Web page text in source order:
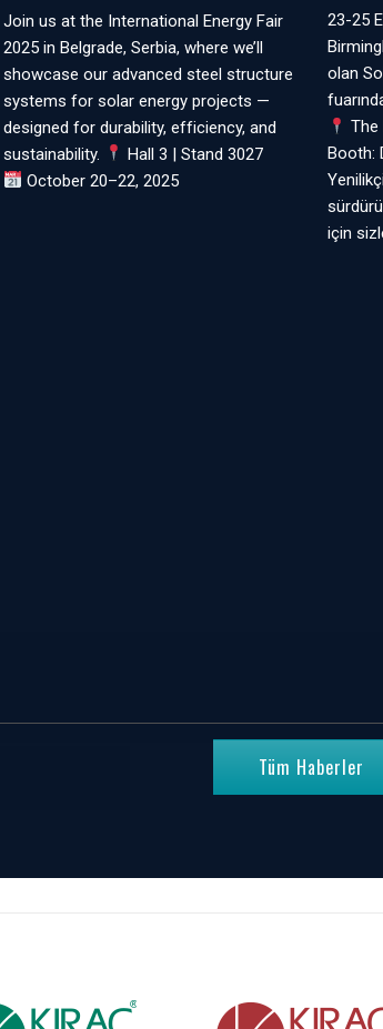
Join us at the International Energy Fair
2025 in Belgrade, Serbia, where we’ll
showcase our advanced steel structure
systems for solar energy projects —
designed for durability, efficiency, and
sustainability.
Hall 3 | Stand 3027
October 20–22, 2025
23-25
olan
The
Booth:
için
Tüm Haberler